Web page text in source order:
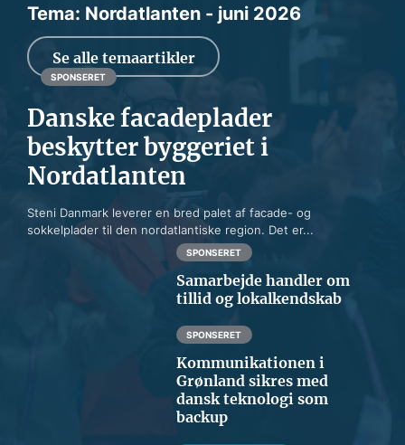
Tema: Nordatlanten - juni 2026
Se alle temaartikler
SPONSERET
Danske facadeplader
beskytter byggeriet i
Nordatlanten
Steni Danmark leverer en bred palet af facade- og
sokkelplader til den nordatlantiske region. Det er...
SPONSERET
Samarbejde handler om
tillid og lokalkendskab
SPONSERET
Kommunikationen i
Grønland sikres med
dansk teknologi som
backup